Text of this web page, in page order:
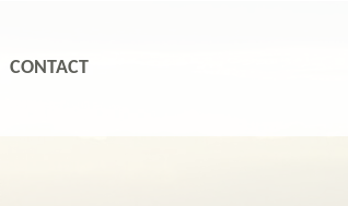
CONTACT